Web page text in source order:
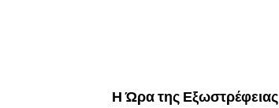
Η Ώρα της Εξωστρέφειας